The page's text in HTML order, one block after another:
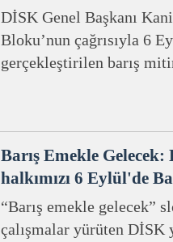
DİSK Genel Başkanı
Bloku’nun çağrısıyla 6
gerçekleştirilen barış
Barış Emekle
halkımızı 6 Eylül'de
“Barış emekle gelecek”
çalışmalar yürüten DİSK